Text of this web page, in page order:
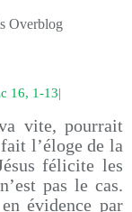
Overblog
16, 1-13|
vite, pourrait
l’éloge de la
félicite les
pas le cas.
évidence par